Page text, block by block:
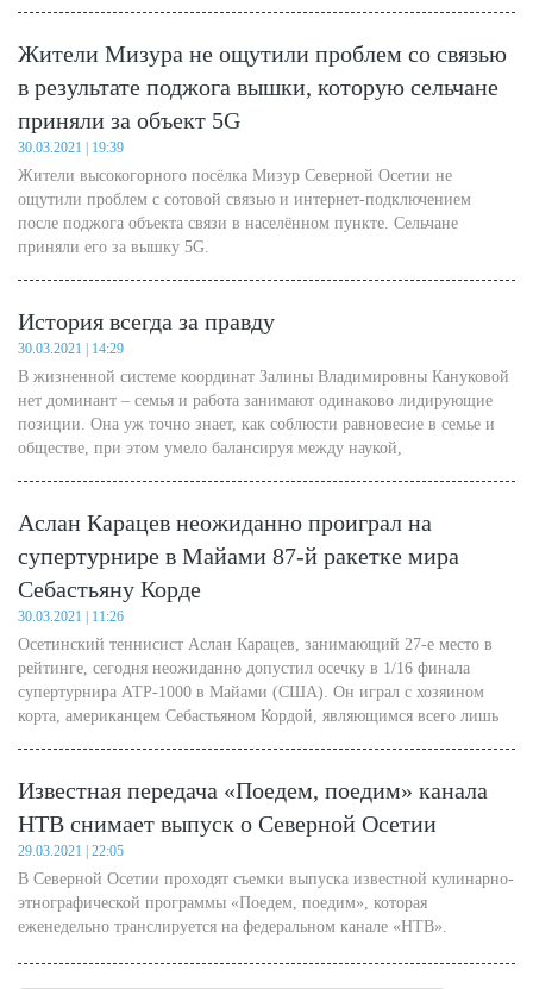
Жители Мизура не ощутили проблем со связью
в результате поджога вышки, которую сельчане
приняли за объект 5G
30.03.2021 | 19:39
Жители высокогорного посёлка Мизур Северной Осетии не
ощутили проблем с сотовой связью и интернет-подключением
после поджога объекта связи в населённом пункте. Сельчане
приняли его за вышку 5G.
История всегда за правду
30.03.2021 | 14:29
В жизненной системе координат Залины Владимировны Кануковой
нет доминант – семья и работа занимают одинаково лидирующие
позиции. Она уж точно знает, как соблюсти равновесие в семье и
обществе, при этом умело балансируя между наукой,
научных исследований. В женщине скрыта невероятная сила и
безмерные возможности - убеждена Канукова - история тому в
подтверждение. Об этническом ренессансе, защитном механизме
национальных традиций, о том, что не сложно «не вестись» на
провокации, когда знаешь историю, а также немного о личном -
наш разговор с доктором исторических наук, профессором,
заслуженным деятелем науки РСО-А, директором Северо-
Осетинского института гуманитарных и социальных исследований
им. В.И. Абаева Залиной Кануковой.
Аслан Карацев неожиданно проиграл на
супертурнире в Майами 87-й ракетке мира
Себастьяну Корде
30.03.2021 | 11:26
Осетинский теннисист Аслан Карацев, занимающий 27-е место в
рейтинге, сегодня неожиданно допустил осечку в 1/16 финала
супертурнира АТР-1000 в Майами (США). Он играл с хозяином
корта, американцем Себастьяном Кордой, являющимся всего лишь
Известная передача «Поедем, поедим» канала
НТВ снимает выпуск о Северной Осетии
29.03.2021 | 22:05
В Северной Осетии проходят съемки выпуска известной кулинарно-
этнографической программы «Поедем, поедим», которая
еженедельно транслируется на федеральном канале «НТВ».